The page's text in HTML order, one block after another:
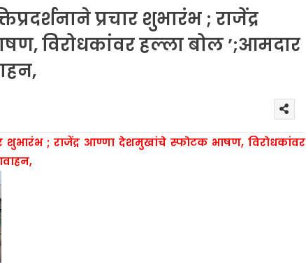
प्रचार शुभारंभ ; राजेंद्र
विरोधकांवर हल्ला बोल ’;आमदार
शुभारंभ ; राजेंद्र आण्णा देशमुखांचे स्फोटक भाषण, विरोधकांवर